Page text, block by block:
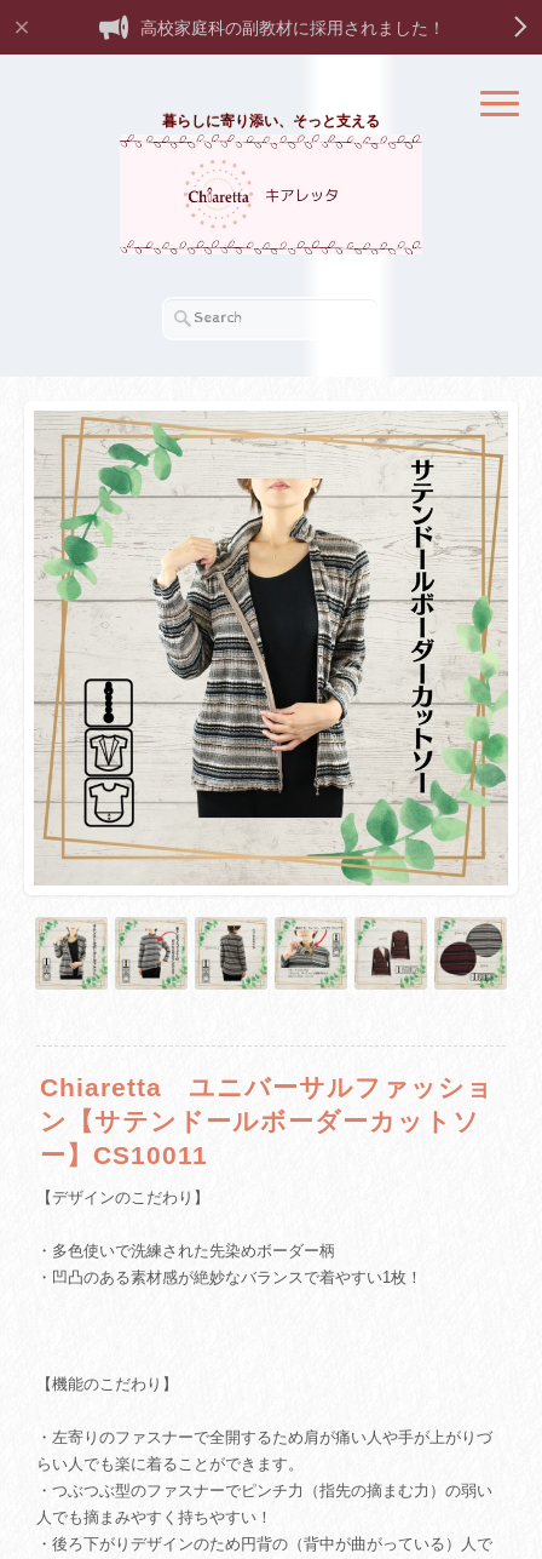
高校家庭科の副教材に採用されました！
暮らしに寄り添い、そっと支える
Chiaretta ユニバーサルファッショ
ン【サテンドールボーダーカットソ
ー】CS10011
【デザインのこだわり】
・多色使いで洗練された先染めボーダー柄
・凹凸のある素材感が絶妙なバランスで着やすい1枚！
【機能のこだわり】
・左寄りのファスナーで全開するため肩が痛い人や手が上がりづ
らい人でも楽に着ることができます。
・つぶつぶ型のファスナーでピンチ力（指先の摘まむ力）の弱い
人でも摘まみやすく持ちやすい！
・後ろ下がりデザインのため円背の（背中が曲がっている）人で